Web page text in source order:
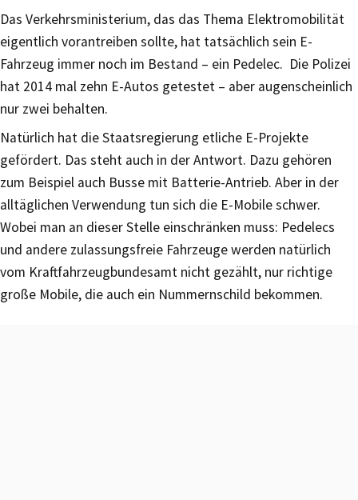
Das Verkehrsministerium, das das Thema Elektromobilität
eigentlich vorantreiben sollte, hat tatsächlich sein E-
Fahrzeug immer noch im Bestand – ein Pedelec. Die Polizei
hat 2014 mal zehn E-Autos getestet – aber augenscheinlich
nur zwei behalten.
Natürlich hat die Staatsregierung etliche E-Projekte
gefördert. Das steht auch in der Antwort. Dazu gehören
zum Beispiel auch Busse mit Batterie-Antrieb. Aber in der
alltäglichen Verwendung tun sich die E-Mobile schwer.
Wobei man an dieser Stelle einschränken muss: Pedelecs
und andere zulassungsfreie Fahrzeuge werden natürlich
vom Kraftfahrzeugbundesamt nicht gezählt, nur richtige
große Mobile, die auch ein Nummernschild bekommen.